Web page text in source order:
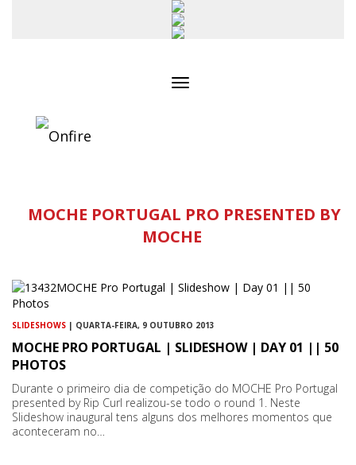
MOCHE PORTUGAL PRO PRESENTED BY
MOCHE
SLIDESHOWS | QUARTA-FEIRA, 9 OUTUBRO 2013
MOCHE PRO PORTUGAL | SLIDESHOW | DAY 01 || 50
PHOTOS
Durante o primeiro dia de competição do MOCHE Pro Portugal
presented by Rip Curl realizou-se todo o round 1. Neste
Slideshow inaugural tens alguns dos melhores momentos que
aconteceram no…